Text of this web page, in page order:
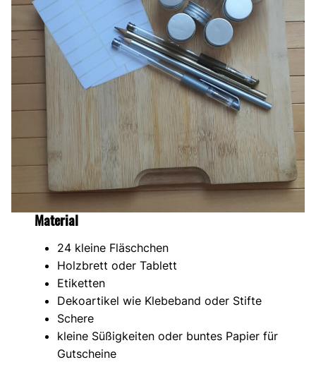
Material
24 kleine Fläschchen
Holzbrett oder Tablett
Etiketten
Dekoartikel wie Klebeband oder Stifte
Schere
kleine Süßigkeiten oder buntes Papier für
Gutscheine